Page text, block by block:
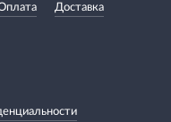
Доставка